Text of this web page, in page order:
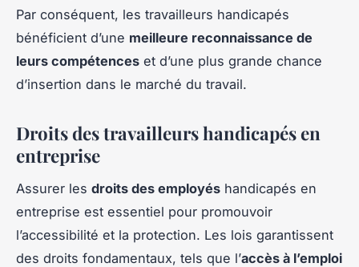
Par conséquent, les travailleurs handicapés
bénéficient d’une meilleure reconnaissance de
leurs compétences et d’une plus grande chance
d’insertion dans le marché du travail.
Droits des travailleurs handicapés en
entreprise
Assurer les droits des employés handicapés en
entreprise est essentiel pour promouvoir
l’accessibilité et la protection. Les lois garantissent
des droits fondamentaux, tels que l’accès à l’emploi